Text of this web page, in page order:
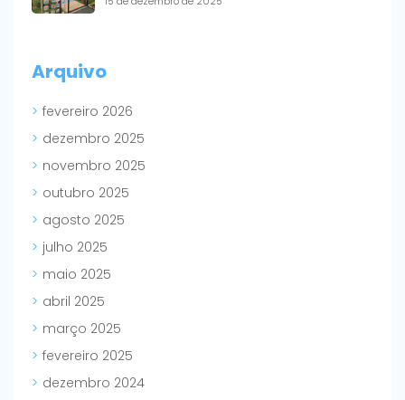
Arquivo
fevereiro 2026
dezembro 2025
novembro 2025
outubro 2025
agosto 2025
julho 2025
maio 2025
abril 2025
março 2025
fevereiro 2025
dezembro 2024